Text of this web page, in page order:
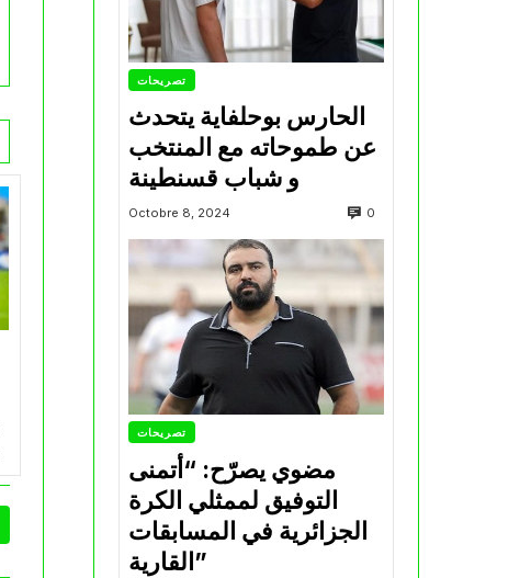
تصريحات
الحارس بوحلفاية يتحدث
عن طموحاته مع المنتخب
و شباب قسنطينة
Octobre 8, 2024 0
تصريحات
مضوي يصرّح: “أتمنى
التوفيق لممثلي الكرة
الجزائرية في المسابقات
القارية”